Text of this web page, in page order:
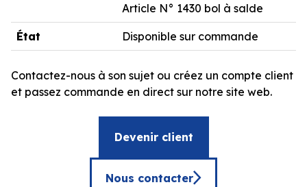
Article N° 1430 bol à salde
État Disponible sur commande
Contactez-nous à son sujet ou créez un compte client
et passez commande en direct sur notre site web.
Devenir client
Nous contacter